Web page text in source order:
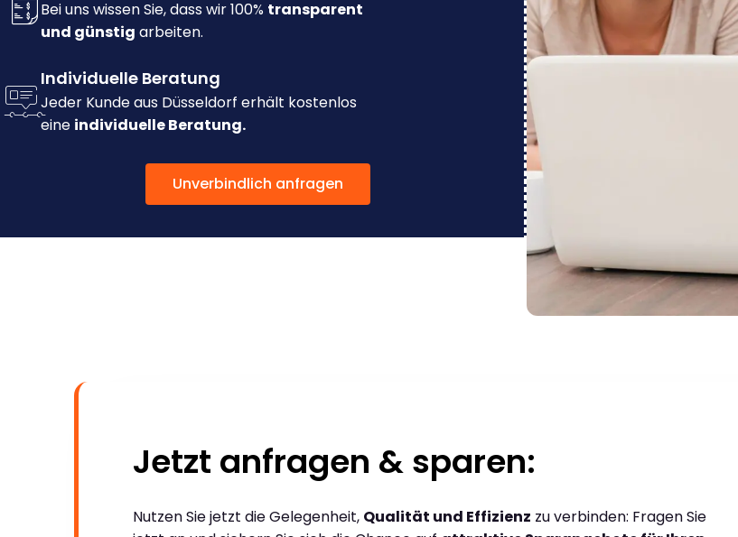
Bei uns wissen Sie, dass wir 100% transparent
und günstig arbeiten.
Individuelle Beratung
Jeder Kunde aus Düsseldorf erhält kostenlos
eine individuelle Beratung.
Unverbindlich anfragen
Jetzt anfragen & sparen:
Nutzen Sie jetzt die Gelegenheit, Qualität und Effizienz zu verbinden: Fragen Sie